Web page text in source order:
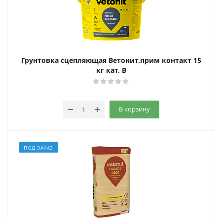
Грунтовка сцепляющая Ветонит.прим контакт 15
кг кат. B
В корзину
ПОД ЗАКАЗ